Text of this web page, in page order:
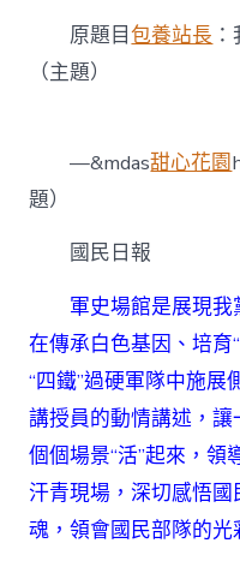
原題目包養站長
（主題）
—&mdas甜心花園
題）
國民日報
軍史場館是展現我
在傳承白色基因、培育
“四鐵”過硬軍隊中施展
講授員的動情講述，
個個場景“活”起來，
汗青現場，深切感悟
魂，領會國民部隊的光